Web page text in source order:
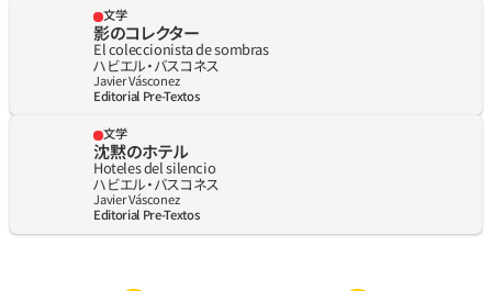
文学
影のコレクター
El coleccionista de sombras
ハビエル‧バスコネス
Javier Vásconez
Editorial Pre-Textos
文学
沈黙のホテル
Hoteles del silencio
ハビエル‧バスコネス
Javier Vásconez
Editorial Pre-Textos